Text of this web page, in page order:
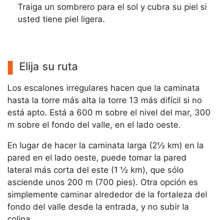
Traiga un sombrero para el sol y cubra su piel si
usted tiene piel ligera.
Elija su ruta
Los escalones irregulares hacen que la caminata
hasta la torre más alta la torre 13 más difícil si no
está apto. Está a 600 m sobre el nivel del mar, 300
m sobre el fondo del valle, en el lado oeste.
En lugar de hacer la caminata larga (2½ km) en la
pared en el lado oeste, puede tomar la pared
lateral más corta del este (1 ½ km), que sólo
asciende unos 200 m (700 pies). Otra opción es
simplemente caminar alrededor de la fortaleza del
fondo del valle desde la entrada, y no subir la